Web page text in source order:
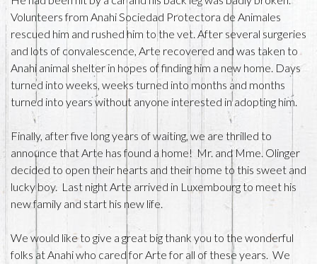
Volunteers from Anahi Sociedad Protectora de Animales
rescued him and rushed him to the vet. After several surgeries
and lots of convalescence, Arte recovered and was taken to
Anahi animal shelter in hopes of finding him a new home. Days
turned into weeks, weeks turned into months and months
turned into years without anyone interested in adopting him.
Finally, after five long years of waiting, we are thrilled to
announce that Arte has found a home! Mr. and Mme. Olinger
decided to open their hearts and their home to this sweet and
lucky boy. Last night Arte arrived in Luxembourg to meet his
new family and start his new life.
We would like to give a great big thank you to the wonderful
folks at Anahi who cared for Arte for all of these years. We